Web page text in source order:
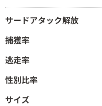
サードアタック解放
捕獲率
逃走率
性別比率
サイズ